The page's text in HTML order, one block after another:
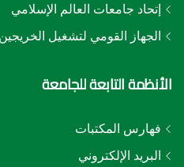
إتحاد جامعات العالم الإسلامي
الجهاز القومي لتشغيل الخريجين
الأنظمة التابعة للجامعة
فهارس المكتبات
البريد الإلكتروني